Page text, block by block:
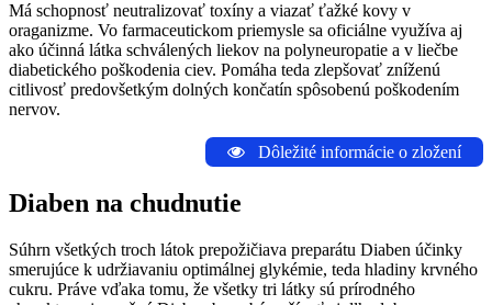
Má schopnosť neutralizovať toxíny a viazať ťažké kovy v
oraganizme. Vo farmaceutickom priemysle sa oficiálne využíva aj
ako účinná látka schválených liekov na polyneuropatie a v liečbe
diabetického poškodenia ciev. Pomáha teda zlepšovať zníženú
citlivosť predovšetkým dolných končatín spôsobenú poškodením
nervov.
Dôležité informácie o zložení
Diaben na chudnutie
Súhrn všetkých troch látok prepožičiava preparátu Diaben účinky
smerujúce k udržiavaniu optimálnej glykémie, teda hladiny krvného
cukru. Práve vďaka tomu, že všetky tri látky sú prírodného